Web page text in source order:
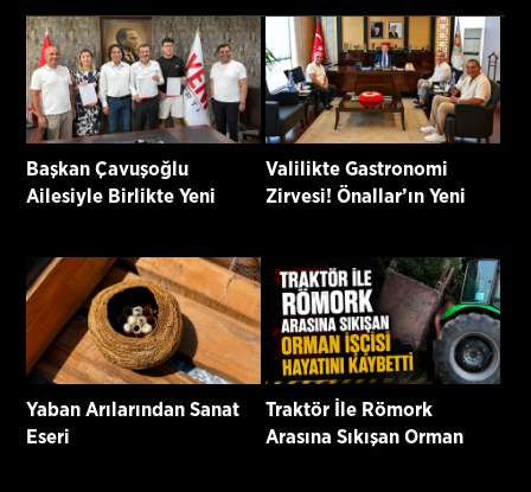
Başkan Çavuşoğlu
Ailesiyle Birlikte Yeni
Valilikte Gastronomi
Zirvesi! Önallar’ın Yeni
Yaban Arılarından Sanat
Eseri
Traktör İle Römork
Arasına Sıkışan Orman